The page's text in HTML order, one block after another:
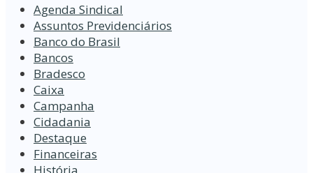
Agenda Sindical
Assuntos Previdenciários
Banco do Brasil
Bancos
Bradesco
Caixa
Campanha
Cidadania
Destaque
Financeiras
História